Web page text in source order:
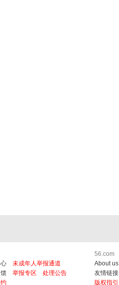
未成年人举报通道
举报专区
处理公告
56.com
About us
友情链接
版权指引